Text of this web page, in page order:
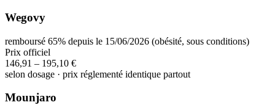
Wegovy
remboursé 65% depuis le 15/06/2026 (obésité, sous conditions)
Prix officiel
146,91 – 195,10 €
selon dosage · prix réglementé identique partout
Mounjaro